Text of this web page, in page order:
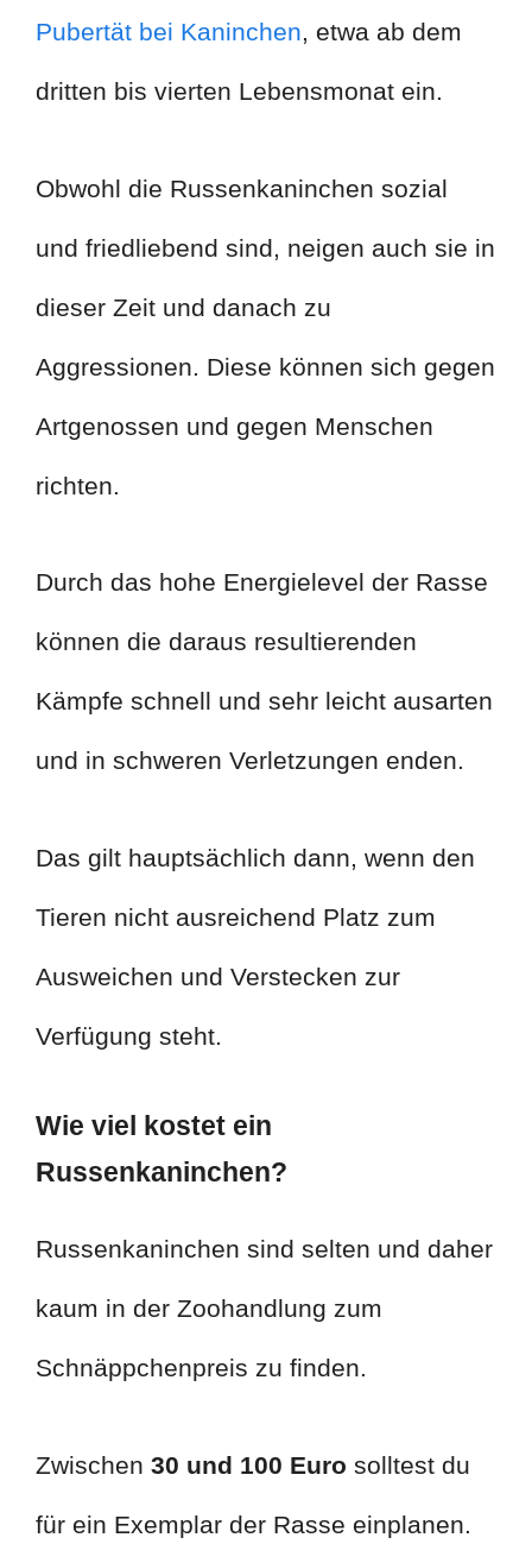
Pubertät bei Kaninchen, etwa ab dem
dritten bis vierten Lebensmonat ein.
Obwohl die Russenkaninchen sozial
und friedliebend sind, neigen auch sie in
dieser Zeit und danach zu
Aggressionen. Diese können sich gegen
Artgenossen und gegen Menschen
richten.
Durch das hohe Energielevel der Rasse
können die daraus resultierenden
Kämpfe schnell und sehr leicht ausarten
und in schweren Verletzungen enden.
Das gilt hauptsächlich dann, wenn den
Tieren nicht ausreichend Platz zum
Ausweichen und Verstecken zur
Verfügung steht.
Wie viel kostet ein
Russenkaninchen?
Russenkaninchen sind selten und daher
kaum in der Zoohandlung zum
Schnäppchenpreis zu finden.
Zwischen 30 und 100 Euro solltest du
für ein Exemplar der Rasse einplanen.